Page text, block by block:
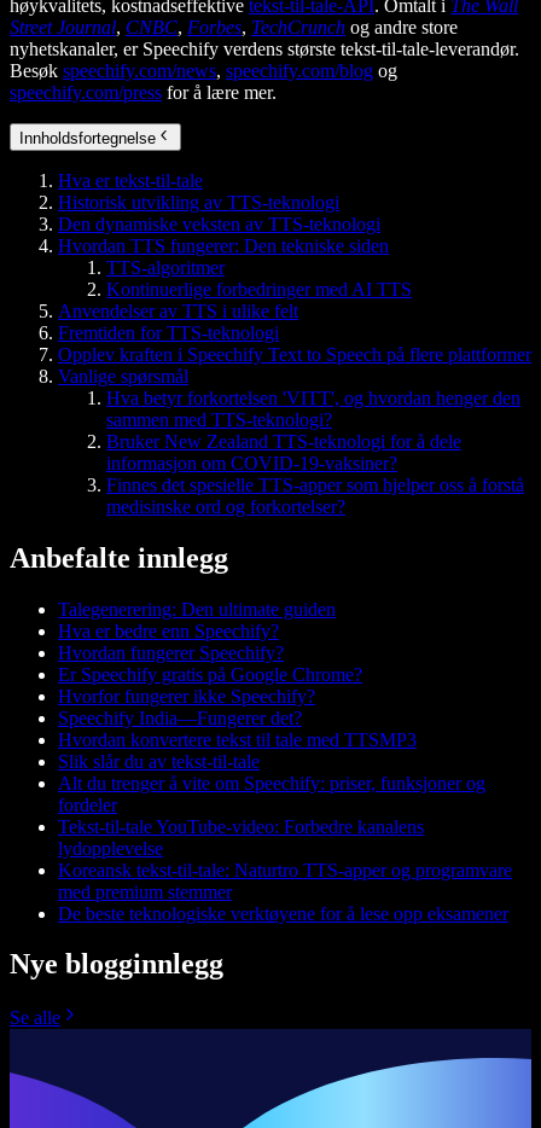
høykvalitets, kostnadseffektive tekst-til-tale-API . Omtalt i The Wall
Street Journal, CNBC, Forbes, TechCrunch og andre store
nyhetskanaler, er Speechify verdens største tekst-til-tale-leverandør.
Besøk speechify.com/news, speechify.com/blog og
speechify.com/press for å lære mer.
Innholdsfortegnelse
Hva er tekst-til-tale
Historisk utvikling av TTS-teknologi
Den dynamiske veksten av TTS-teknologi
Hvordan TTS fungerer: Den tekniske siden
TTS-algoritmer
Kontinuerlige forbedringer med AI TTS
Anvendelser av TTS i ulike felt
Fremtiden for TTS-teknologi
Opplev kraften i Speechify Text to Speech på flere plattformer
Vanlige spørsmål
Hva betyr forkortelsen 'VITT', og hvordan henger den
sammen med TTS-teknologi?
Bruker New Zealand TTS-teknologi for å dele
informasjon om COVID-19-vaksiner?
Finnes det spesielle TTS-apper som hjelper oss å forstå
medisinske ord og forkortelser?
Anbefalte innlegg
Talegenerering: Den ultimate guiden
Hva er bedre enn Speechify?
Hvordan fungerer Speechify?
Er Speechify gratis på Google Chrome?
Hvorfor fungerer ikke Speechify?
Speechify India—Fungerer det?
Hvordan konvertere tekst til tale med TTSMP3
Slik slår du av tekst-til-tale
Alt du trenger å vite om Speechify: priser, funksjoner og
fordeler
Tekst-til-tale YouTube-video: Forbedre kanalens
lydopplevelse
Koreansk tekst-til-tale: Naturtro TTS-apper og programvare
med premium stemmer
De beste teknologiske verktøyene for å lese opp eksamener
Nye blogginnlegg
Se alle